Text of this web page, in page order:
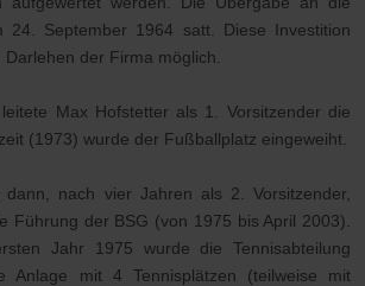
24. September 1964 satt. Diese Investition
der Firma möglich.
Max Hofstetter als 1. Vorsitzender die
(1973) wurde der Fußballplatz eingeweiht.
nach vier Jahren als 2. Vorsitzender,
Führung der BSG (von 1975 bis April 2003).
Jahr 1975 wurde die Tennisabteilung
Anlage mit 4 Tennisplätzen (teilweise mit